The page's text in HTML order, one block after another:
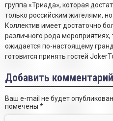
группа «Триада», которая
только российским жителями,
Коллектив имеет достаточно
различного рода
ожидается по-настоящему
готовится принять гостей
Добавить комментарий
Ваш e-mail не будет опубликован.
помечены *